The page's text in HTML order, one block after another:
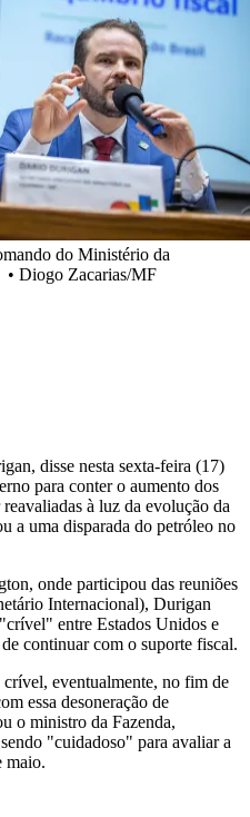
do Ministério da
• Diogo Zacarias/MF
disse nesta sexta-feira (17)
para conter o aumento dos
à luz da evolução da
a uma disparada do petróleo no
onde participou das reuniões
Internacional), Durigan
entre Estados Unidos e
continuar com o suporte fiscal.
eventualmente, no fim de
essa desoneração de
o ministro da Fazenda,
"cuidadoso" para avaliar a
maio.